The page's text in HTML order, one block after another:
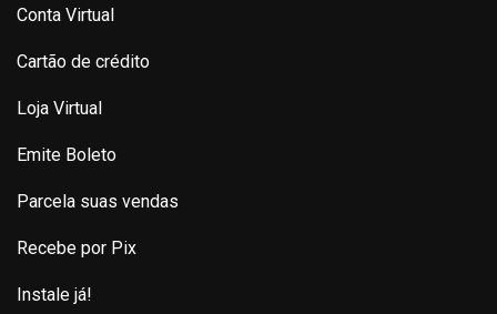
Conta Virtual
Cartão de crédito
Loja Virtual
Emite Boleto
Parcela suas vendas
Recebe por Pix
Instale já!